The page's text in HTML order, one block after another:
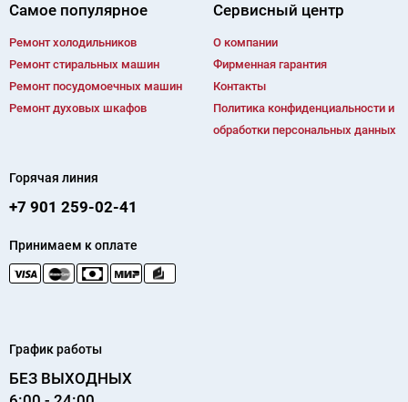
Самое популярное
Ремонт холодильников
Ремонт cтиральных машин
Ремонт посудомоечных машин
Ремонт духовых шкафов
Сервисный центр
О компании
Фирменная гарантия
Контакты
Политика конфиденциальности и
обработки персональных данных
Горячая линия
+7 901 259-02-41
Принимаем к оплате
График работы
БЕЗ ВЫХОДНЫХ